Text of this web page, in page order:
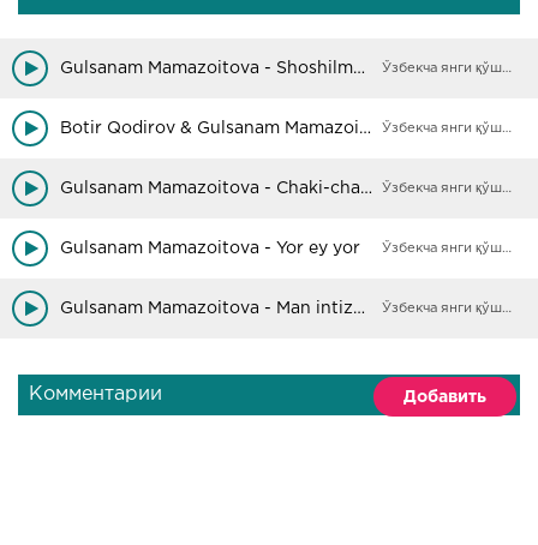
Gulsanam Mamazoitova - Shoshilma qizgina Ўзбекча янги қўшиқлар
Botir Qodirov & Gulsanam Mamazoitova - Yallo Ўзбекча янги қўшиқлар
Gulsanam Mamazoitova - Chaki-chaki Ўзбекча янги қўшиқлар
Gulsanam Mamazoitova - Yor ey yor Ўзбекча янги қўшиқлар
Gulsanam Mamazoitova - Man intizoram Ўзбекча янги қўшиқлар
Комментарии Добавить